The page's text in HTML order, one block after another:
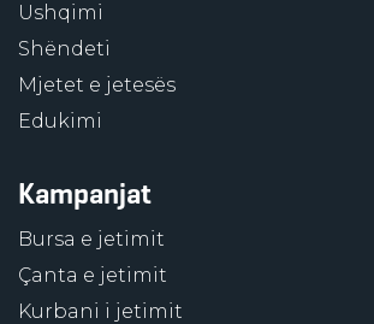
Ushqimi
Shëndeti
Mjetet e jetesës
Edukimi
Kampanjat
Bursa e jetimit
Çanta e jetimit
Kurbani i jetimit